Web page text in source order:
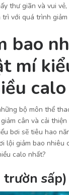
thư giãn và vui
với quá trình giảm
bao
mí
bộ môn thể
cân và cải
bơi sẽ tiêu hao
lội giảm bao nhiêu
calo nhất?
trườn sấp)